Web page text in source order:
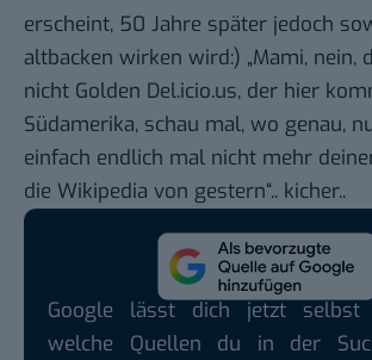
erscheint, 50 Jahre später jedoch
altbacken wirken wird:) „Mami, nein,
nicht Golden Del.icio.us, der hier
Südamerika, schau mal, wo genau,
einfach endlich mal nicht mehr
die Wikipedia von gestern“.. kicher..
Google lässt dich jetzt selbst
welche Quellen du in der